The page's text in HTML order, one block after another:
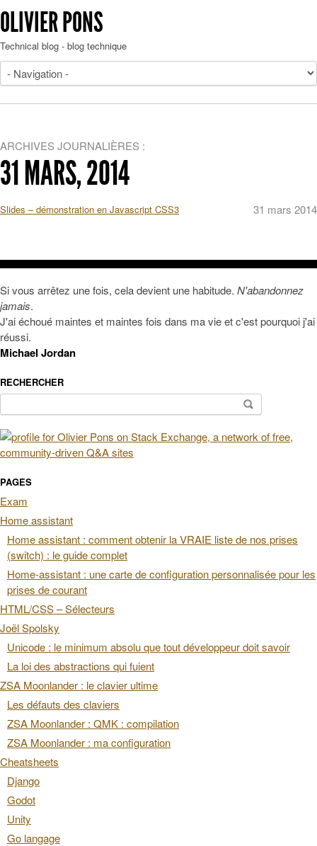
OLIVIER PONS
Technical blog - blog technique
ARCHIVES JOURNALIÈRES :
31 MARS, 2014
Slides – démonstration en Javascript CSS3 31 mars 2014
Si vous arrêtez une fois, cela devient une habitude. N'abandonnez
jamais.
J'ai échoué maintes et maintes fois dans ma vie et c'est pourquoi j'ai
réussi.
Michael Jordan
RECHERCHER
PAGES
Exam
Home assistant
Home assistant : comment obtenir la VRAIE liste de nos prises
(switch) : le guide complet
Home-assistant : une carte de configuration personnalisée pour les
prises de courant
HTML/CSS – Sélecteurs
Joël Spolsky
Unicode : le minimum absolu que tout développeur doit savoir
La loi des abstractions qui fuient
ZSA Moonlander : le clavier ultime
Les défauts des claviers
ZSA Moonlander : QMK : compilation
ZSA Moonlander : ma configuration
Cheatsheets
Django
Godot
Unity
Go langage